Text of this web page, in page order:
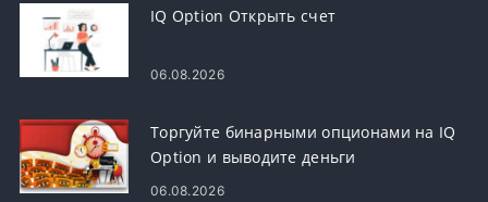
IQ Option Открыть счет
06.08.2026
Торгуйте бинарными опционами на IQ
Option и выводите деньги
06.08.2026